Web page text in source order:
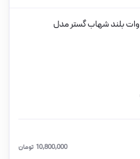
حشره کش برقی جذبی 3 در 20 وات بلند شهاب گستر مدل
تومان 10,800,000